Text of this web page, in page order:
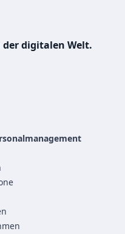
digitalen Welt.